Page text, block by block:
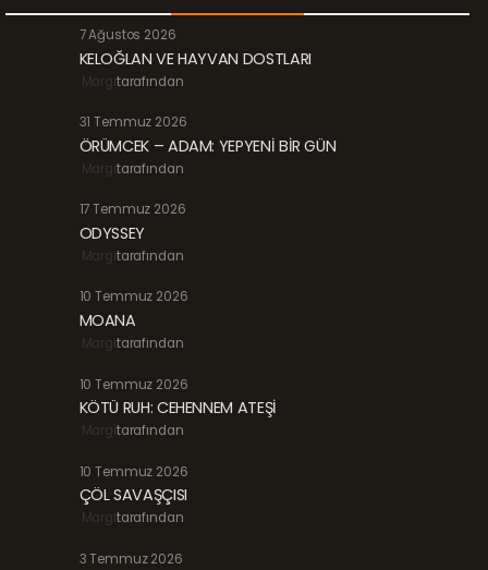
7 Ağustos 2026
KELOĞLAN VE HAYVAN DOSTLARI
Margitarafından
31 Temmuz 2026
ÖRÜMCEK – ADAM: YEPYENİ BİR GÜN
Margitarafından
17 Temmuz 2026
ODYSSEY
Margitarafından
10 Temmuz 2026
MOANA
Margitarafından
10 Temmuz 2026
KÖTÜ RUH: CEHENNEM ATEŞİ
Margitarafından
10 Temmuz 2026
ÇÖL SAVAŞÇISI
Margitarafından
3 Temmuz 2026